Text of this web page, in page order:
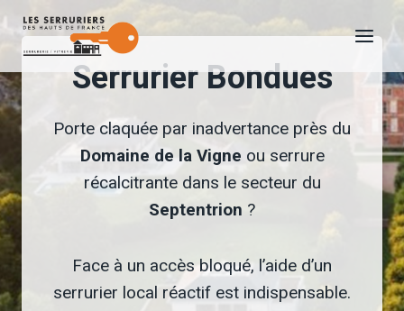
Aller
Serrurier Bondues
Porte claquée par inadvertance près du
Domaine de la Vigne ou serrure
récalcitrante dans le secteur du
Septentrion ?
Face à un accès bloqué, l’aide d’un
serrurier local réactif est indispensable.